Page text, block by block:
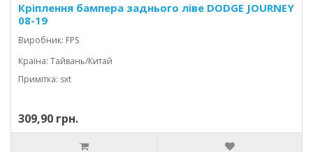
Кріплення бампера заднього ліве DODGE JOURNEY
08-19
Виробник: FPS
Країна: Тайвань/Китай
Примітка: sxt
309,90 грн.